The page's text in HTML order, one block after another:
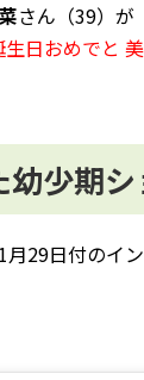
さん（39）が
日おめでと
少期シ
29日付のイ